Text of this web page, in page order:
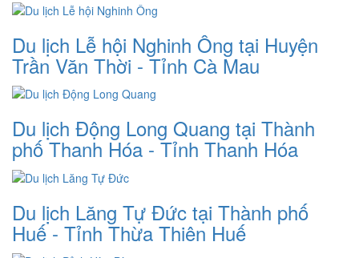
Du lịch Lễ hội Nghinh Ông tại Huyện
Trần Văn Thời - Tỉnh Cà Mau
Du lịch Động Long Quang tại Thành
phố Thanh Hóa - Tỉnh Thanh Hóa
Du lịch Lăng Tự Đức tại Thành phố
Huế - Tỉnh Thừa Thiên Huế